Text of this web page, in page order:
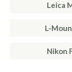
Leica
L-
Nikon